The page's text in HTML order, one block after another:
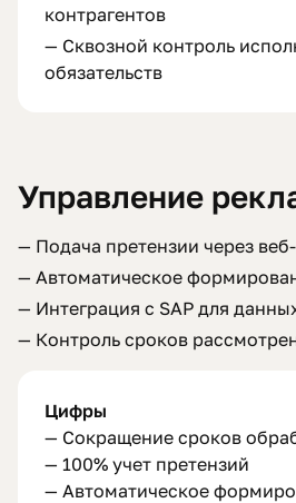
контрагентов
— Сквозной контроль
обязательств
Управление
— Подача претензии через
— Автоматическое
— Интеграция с SAP для
— Контроль сроков
Цифры
— Сокращение сроков
— 100% учет претензий
— Автоматическое